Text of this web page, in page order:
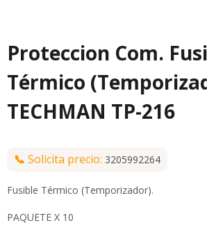
Proteccion Com.
Térmico
TECHMAN TP-216
📞 Solicita precio: 3205992264
Fusible Térmico (Temporizador).
PAQUETE X 10